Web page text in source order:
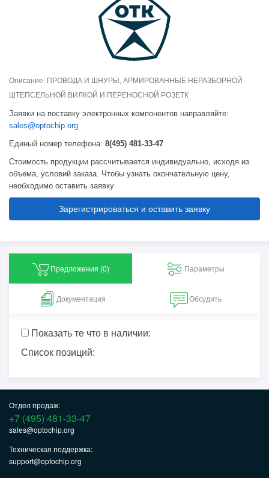
Описание: ПРОВОДА И ШНУРЫ, АРМИРОВАННЫЕ НЕРАЗБОРНОЙ
ШТЕПСЕЛЬНОЙ ВИЛКОЙ И ПЕРЕНОСНОЙ РОЗЕТК
Заявки на поставку электронных компонентов направляйте:
sales@optochip.org
Единый номер телефона: 8(495) 481-33-47
Стоимость продукции рассчитывается индивидуально, исходя из
объема, условий заказа. Чтобы узнать окончательную цену,
необходимо оставить заявку
Зарегистрироваться и оставить заявку
Предложения (0) Параметры
Документация Обсудить
Показать те что в наличии:
Список позиций:
Отдел продаж:
+7 (495) 481-33-47
sales@optochip.org
Техническая поддержка:
support@optochip.org